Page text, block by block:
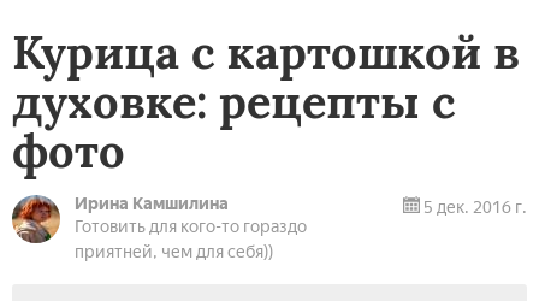
Курица с картошкой в
духовке: рецепты с
фото
Ирина Камшилина
Готовить для кого-то гораздо
приятней, чем для себя))
5 дек. 2016 г.